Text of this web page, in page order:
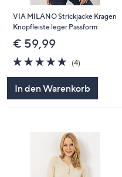
VIA MILANO Strickjacke Kragen
Knopfleiste leger Passform
€ 59,99
5.0
von
(4)4
In den Warenkorb